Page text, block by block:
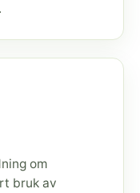
om
bruk av